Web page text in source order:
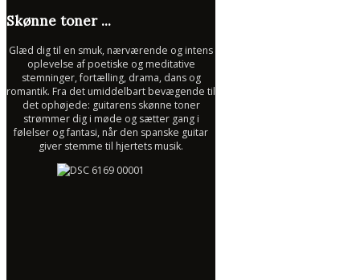
Skønne toner ...
Glæd dig til en smuk, nærværende og intens
oplevelse af poetiske og meditative
stemninger, fortælling, drama, dans og
romantik. Fra det umiddelbart bevægende til
det ophøjede: guitarens skønne toner
strømmer dig i møde og sætter gang i
følelser og fantasi, når den spanske guitar
giver stemme til hjertets musik.